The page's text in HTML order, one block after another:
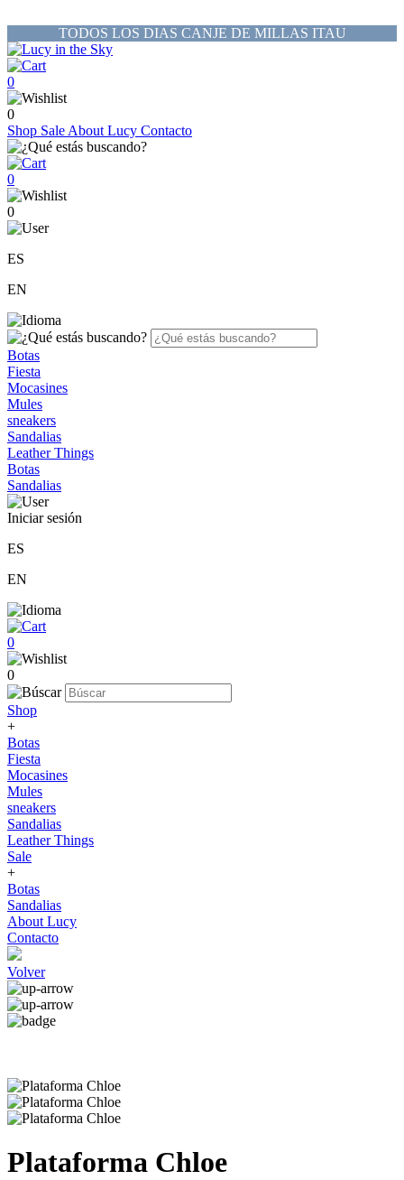
TODOS LOS DIAS CANJE DE MILLAS ITAU
0
0
Shop Sale About Lucy Contacto
0
0
ES
EN
Botas
Fiesta
Mocasines
Mules
sneakers
Sandalias
Leather Things
Botas
Sandalias
Iniciar sesión
ES
EN
0
0
Shop
+
Botas
Fiesta
Mocasines
Mules
sneakers
Sandalias
Leather Things
Sale
+
Botas
Sandalias
About Lucy
Contacto
Volver
Plataforma Chloe